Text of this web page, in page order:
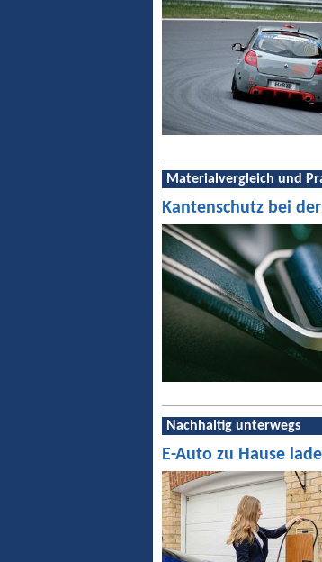
Materialvergleich und
Kantenschutz bei
Nachhaltig unterwegs
E-Auto zu Hause